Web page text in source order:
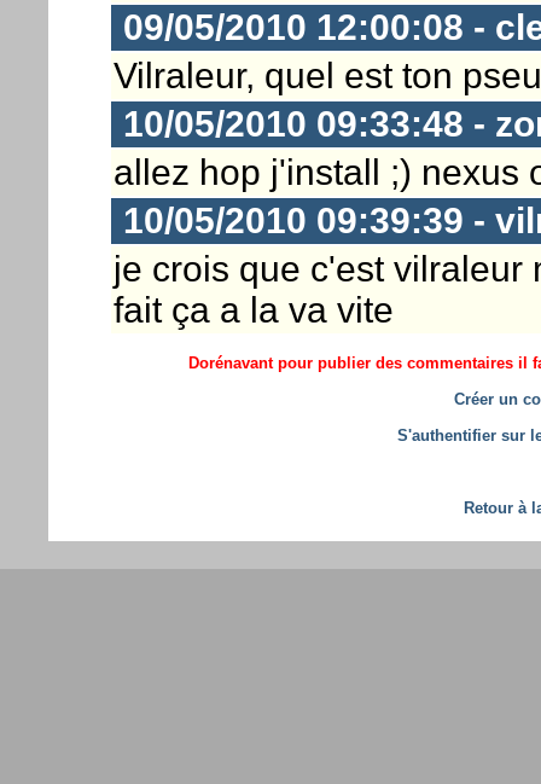
09/05/2010 12:00:08 -
Vilraleur, quel est ton
10/05/2010 09:33:48 -
allez hop j'install ;) nexus
10/05/2010 09:39:39 -
je crois que c'est vilraleur
fait ça a la va vite
Dorénavant pour publier des commentaires il
Créer un
S'authentifier sur
Retour à